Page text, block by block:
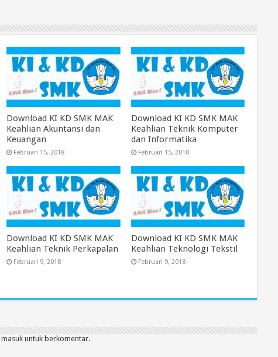
Download KI KD SMK MAK
Keahlian Akuntansi dan
Keuangan
Februari 15, 2018
Download KI KD SMK MAK
Keahlian Teknik Komputer
dan Informatika
Februari 15, 2018
Download KI KD SMK MAK
Keahlian Teknik Perkapalan
Februari 9, 2018
Download KI KD SMK MAK
Keahlian Teknologi Tekstil
Februari 9, 2018
masukuntuk berkomentar.